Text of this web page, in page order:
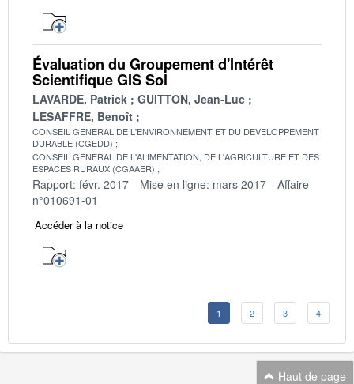
Évaluation du Groupement d'Intérêt
Scientifique GIS Sol
LAVARDE, Patrick
GUITTON, Jean-Luc
LESAFFRE, Benoît
CONSEIL GENERAL DE L'ENVIRONNEMENT ET DU DEVELOPPEMENT
DURABLE (CGEDD)
CONSEIL GENERAL DE L'ALIMENTATION, DE L'AGRICULTURE ET DES
ESPACES RURAUX (CGAAER)
Rapport: févr. 2017 Mise en ligne: mars 2017
Affaire
n°010691-01
Accéder à la notice
1 2 3 4
Haut de page